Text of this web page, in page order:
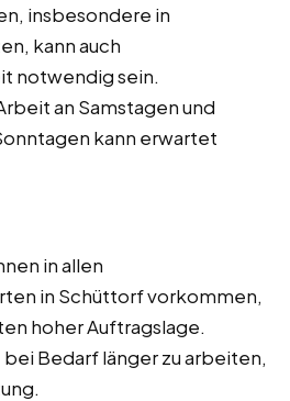
insbesondere in
kann auch
notwendig sein.
an Samstagen und
kann erwartet
in allen
in Schüttorf vorkommen,
hoher Auftragslage.
Bedarf länger zu arbeiten,